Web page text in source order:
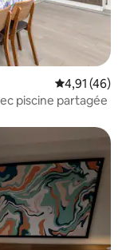
Évaluation
4,91 (46)
piscine partagée